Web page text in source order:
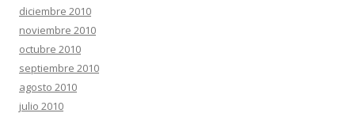
diciembre 2010
noviembre 2010
octubre 2010
septiembre 2010
agosto 2010
julio 2010